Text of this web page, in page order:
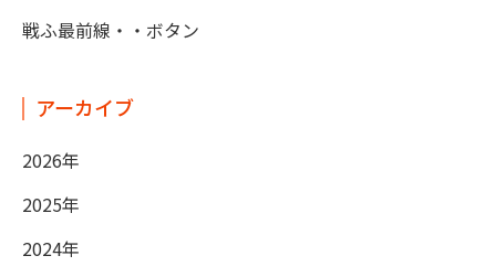
戦ふ最前線・・ボタン
アーカイブ
2026年
2025年
2024年